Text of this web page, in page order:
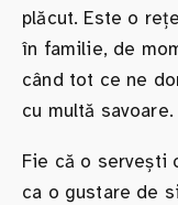
plăcut. Este o
în familie, de
când tot ce ne
cu multă savoare.
Fie că o servești
ca o gustare de